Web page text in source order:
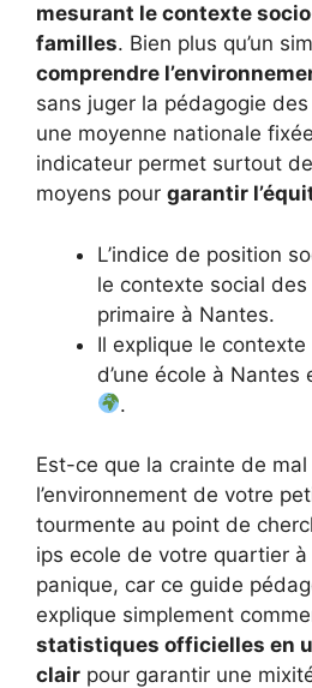
mesurant le contexte
familles. Bien plus qu’un
comprendre
sans juger la pédagogie
une moyenne nationale
indicateur permet surtout
moyens pour garantir
L’indice de position
le contexte social des
primaire à Nantes.
Il explique le
d’une école à
.
Est-ce que la crainte de
l’environnement de votre
tourmente au point de
ips ecole de votre quartier
panique, car ce guide
explique simplement
statistiques officielles en
clair pour garantir une